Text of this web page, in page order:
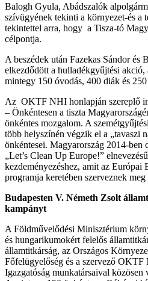
Balogh Gyula, Abádszalók
szívügyének tekinti a környezet-és a
tekintettel arra, hogy a Tisza-tó
célpontja.
A beszédek után Fazekas Sándor és
elkezdődött a hulladékgyűjtési
mintegy 150 óvodás, 400 diák és
Az OKTF NHI honlapján szereplő
– Önkéntesen a tiszta
önkéntes mozgalom. A
több helyszínén végzik el a „tavaszi
önkéntesei. Magyarország 2014-ben
„Let’s Clean Up Europe!”
kezdeményezéshez, amit az
programja keretében szerveznek
Budapesten V. Németh Zsolt
kampányt
A Földművelődési Minisztérium
és hungarikumokért felelős
államtitkárság, az Országos
Főfelügyelőség és a szervező
Igazgatóság munkatársaival közösen